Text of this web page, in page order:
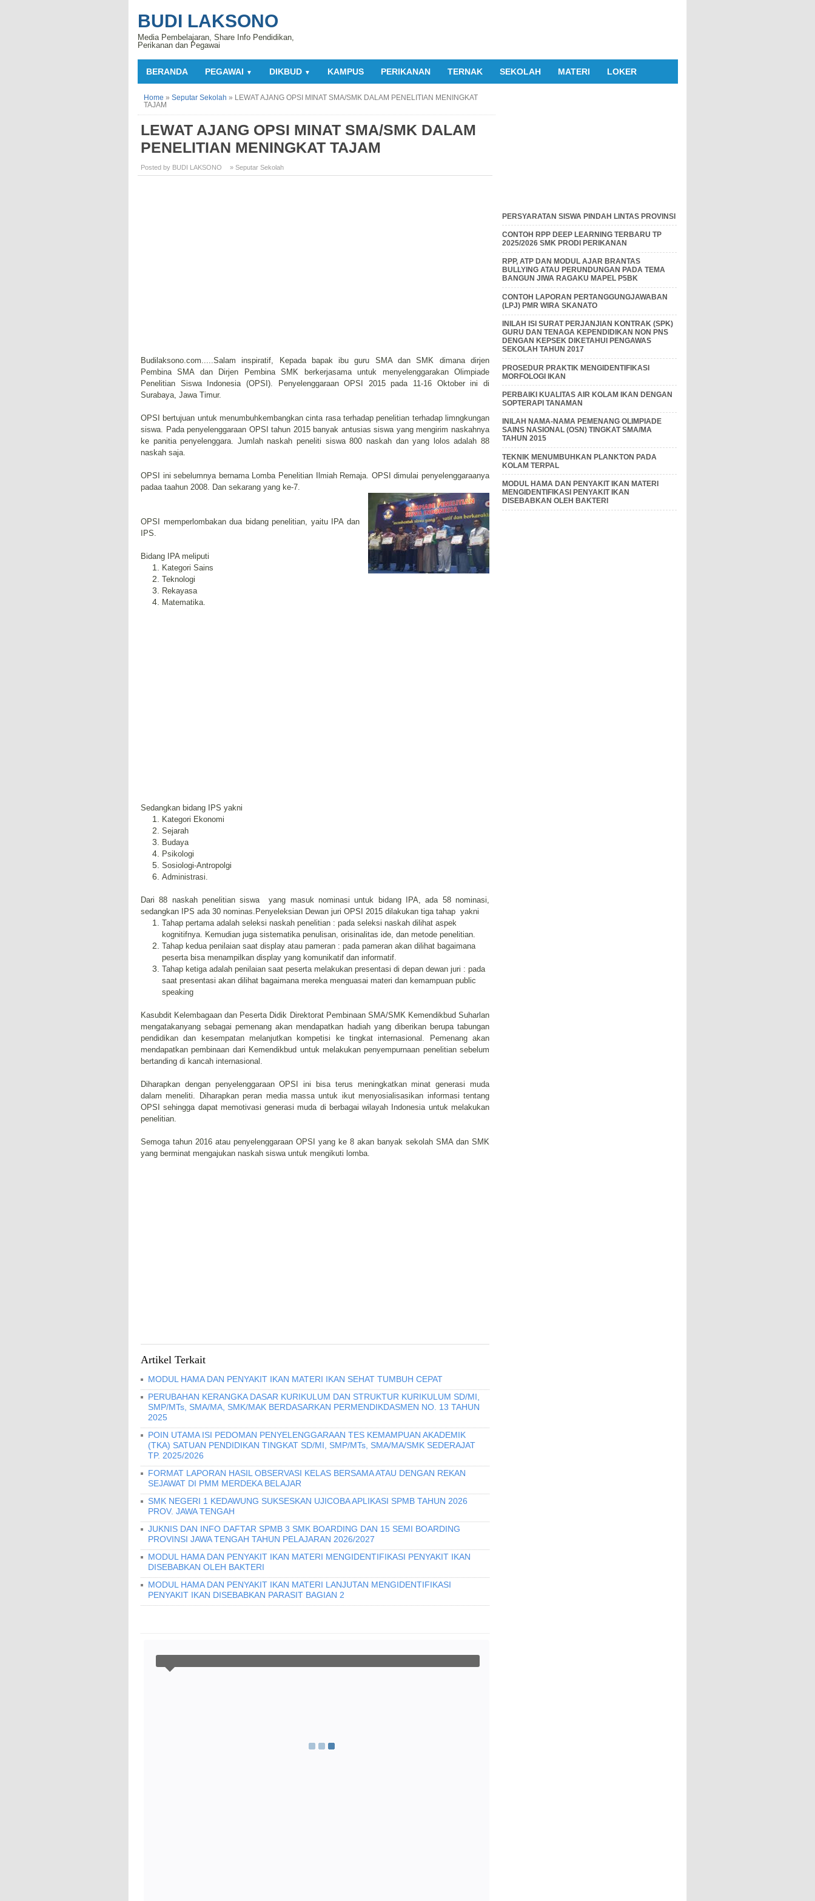
BUDI LAKSONO
Media Pembelajaran, Share Info Pendidikan,
Perikanan dan Pegawai
BERANDA PEGAWAI ▼ DIKBUD ▼ KAMPUS PERIKANAN TERNAK SEKOLAH MATERI LOKER
Home » Seputar Sekolah » LEWAT AJANG OPSI MINAT SMA/SMK DALAM PENELITIAN MENINGKAT
TAJAM
LEWAT AJANG OPSI MINAT SMA/SMK DALAM
PENELITIAN MENINGKAT TAJAM
Posted by BUDI LAKSONO » Seputar Sekolah
Budilaksono.com.....Salam inspiratif, Kepada bapak ibu guru SMA dan SMK dimana dirjen
Pembina SMA dan Dirjen Pembina SMK berkerjasama untuk menyelenggarakan Olimpiade
Penelitian Siswa Indonesia (OPSI). Penyelenggaraan OPSI 2015 pada 11-16 Oktober ini di
Surabaya, Jawa Timur.
OPSI bertujuan untuk menumbuhkembangkan cinta rasa terhadap penelitian terhadap limngkungan
siswa. Pada penyelenggaraan OPSI tahun 2015 banyak antusias siswa yang mengirim naskahnya
ke panitia penyelenggara. Jumlah naskah peneliti siswa 800 naskah dan yang lolos adalah 88
naskah saja.
OPSI ini sebelumnya bernama Lomba Penelitian Ilmiah Remaja. OPSI dimulai penyelenggaraanya
padaa taahun 2008. Dan sekarang yang ke-7.
OPSI memperlombakan dua bidang penelitian, yaitu IPA dan
IPS.
Bidang IPA meliputi
Kategori Sains
Teknologi
Rekayasa
Matematika.
Sedangkan bidang IPS yakni
Kategori Ekonomi
Sejarah
Budaya
Psikologi
Sosiologi-Antropolgi
Administrasi.
Dari 88 naskah penelitian siswa yang masuk nominasi untuk bidang IPA, ada 58 nominasi,
sedangkan IPS ada 30 nominas.Penyeleksian Dewan juri OPSI 2015 dilakukan tiga tahap yakni
Tahap pertama adalah seleksi naskah penelitian : pada seleksi naskah dilihat aspek
kognitifnya. Kemudian juga sistematika penulisan, orisinalitas ide, dan metode penelitian.
Tahap kedua penilaian saat display atau pameran : pada pameran akan dilihat bagaimana
peserta bisa menampilkan display yang komunikatif dan informatif.
Tahap ketiga adalah penilaian saat peserta melakukan presentasi di depan dewan juri : pada
saat presentasi akan dilihat bagaimana mereka menguasai materi dan kemampuan public
speaking
Kasubdit Kelembagaan dan Peserta Didik Direktorat Pembinaan SMA/SMK Kemendikbud Suharlan
mengatakanyang sebagai pemenang akan mendapatkan hadiah yang diberikan berupa tabungan
pendidikan dan kesempatan melanjutkan kompetisi ke tingkat internasional. Pemenang akan
mendapatkan pembinaan dari Kemendikbud untuk melakukan penyempurnaan penelitian sebelum
bertanding di kancah internasional.
Diharapkan dengan penyelenggaraan OPSI ini bisa terus meningkatkan minat generasi muda
dalam meneliti. Diharapkan peran media massa untuk ikut menyosialisasikan informasi tentang
OPSI sehingga dapat memotivasi generasi muda di berbagai wilayah Indonesia untuk melakukan
penelitian.
Semoga tahun 2016 atau penyelenggaraan OPSI yang ke 8 akan banyak sekolah SMA dan SMK
yang berminat mengajukan naskah siswa untuk mengikuti lomba.
Artikel Terkait
MODUL HAMA DAN PENYAKIT IKAN MATERI IKAN SEHAT TUMBUH CEPAT
PERUBAHAN KERANGKA DASAR KURIKULUM DAN STRUKTUR KURIKULUM SD/MI,
SMP/MTs, SMA/MA, SMK/MAK BERDASARKAN PERMENDIKDASMEN NO. 13 TAHUN
2025
POIN UTAMA ISI PEDOMAN PENYELENGGARAAN TES KEMAMPUAN AKADEMIK
(TKA) SATUAN PENDIDIKAN TINGKAT SD/MI, SMP/MTs, SMA/MA/SMK SEDERAJAT
TP. 2025/2026
FORMAT LAPORAN HASIL OBSERVASI KELAS BERSAMA ATAU DENGAN REKAN
SEJAWAT DI PMM MERDEKA BELAJAR
SMK NEGERI 1 KEDAWUNG SUKSESKAN UJICOBA APLIKASI SPMB TAHUN 2026
PROV. JAWA TENGAH
JUKNIS DAN INFO DAFTAR SPMB 3 SMK BOARDING DAN 15 SEMI BOARDING
PROVINSI JAWA TENGAH TAHUN PELAJARAN 2026/2027
MODUL HAMA DAN PENYAKIT IKAN MATERI MENGIDENTIFIKASI PENYAKIT IKAN
DISEBABKAN OLEH BAKTERI
MODUL HAMA DAN PENYAKIT IKAN MATERI LANJUTAN MENGIDENTIFIKASI
PENYAKIT IKAN DISEBABKAN PARASIT BAGIAN 2
PERSYARATAN SISWA PINDAH LINTAS PROVINSI
CONTOH RPP DEEP LEARNING TERBARU TP
2025/2026 SMK PRODI PERIKANAN
RPP, ATP DAN MODUL AJAR BRANTAS
BULLYING ATAU PERUNDUNGAN PADA TEMA
BANGUN JIWA RAGAKU MAPEL P5BK
CONTOH LAPORAN PERTANGGUNGJAWABAN
(LPJ) PMR WIRA SKANATO
INILAH ISI SURAT PERJANJIAN KONTRAK (SPK)
GURU DAN TENAGA KEPENDIDIKAN NON PNS
DENGAN KEPSEK DIKETAHUI PENGAWAS
SEKOLAH TAHUN 2017
PROSEDUR PRAKTIK MENGIDENTIFIKASI
MORFOLOGI IKAN
PERBAIKI KUALITAS AIR KOLAM IKAN DENGAN
SOPTERAPI TANAMAN
INILAH NAMA-NAMA PEMENANG OLIMPIADE
SAINS NASIONAL (OSN) TINGKAT SMA/MA
TAHUN 2015
TEKNIK MENUMBUHKAN PLANKTON PADA
KOLAM TERPAL
MODUL HAMA DAN PENYAKIT IKAN MATERI
MENGIDENTIFIKASI PENYAKIT IKAN
DISEBABKAN OLEH BAKTERI